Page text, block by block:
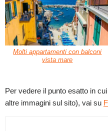
Molti appartamenti con balconi
vista mare
Per vedere il punto esatto in
altre immagini sul sito), vai su